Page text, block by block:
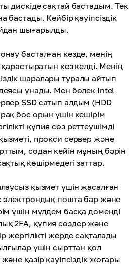
дискіде сақтай бастадым. Тек
бастады. Кейбір қауіпсіздік
шығарылды.
басталған кезде, менің
қарастыратын кез келді. Менің
шаралары туралы айтып
ұнады. Мен бөлек Intel
SSD сатып алдым (HDD
бос орын үшін кешірім
құпия сөз реттеушімді
прокси сервер және
содан кейін мұның бәрін
көшірмедегі заттар.
қызмет үшін жасалған
электрондық пошта бар және
үшін мүлдем басқа доменді
2FA, құпия сөздер және
жергілікті жерде сақталады
үшін сырттан қол
қазір қауіпсіздік жоғары